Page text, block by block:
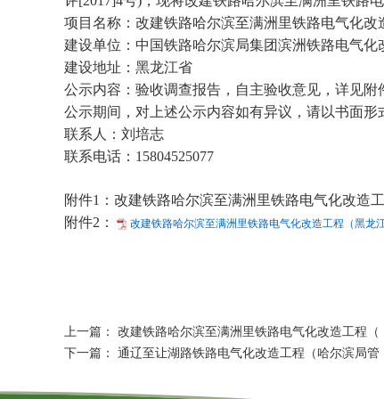
项目名称：改建铁路哈尔滨至满洲里铁路电气化改
建设单位：中国铁路哈尔滨局集团滨洲铁路电气化
建设地址：黑龙江省
公示内容：验收调查报告，自主验收意见，详见附
公示期间，对上述公示内容如有异议，请以书面形
联系人：刘培志
联系电话：15804525077
附件1：改建铁路哈尔滨至满洲里铁路电气化改造
附件2：
改建铁路哈尔滨至满洲里铁路电气化改造工程（黑龙
上一篇： 改建铁路哈尔滨至满洲里铁路电气化改造工程（
下一篇： 通辽至让湖路铁路电气化改造工程（哈尔滨局管